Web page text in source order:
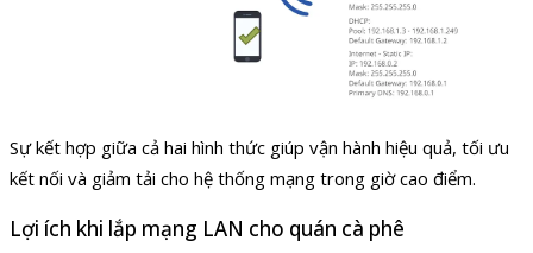
Sự kết hợp giữa cả hai hình thức giúp vận hành hiệu quả, tối ưu
kết nối và giảm tải cho hệ thống mạng trong giờ cao điểm.
Lợi ích khi lắp mạng LAN cho quán cà phê